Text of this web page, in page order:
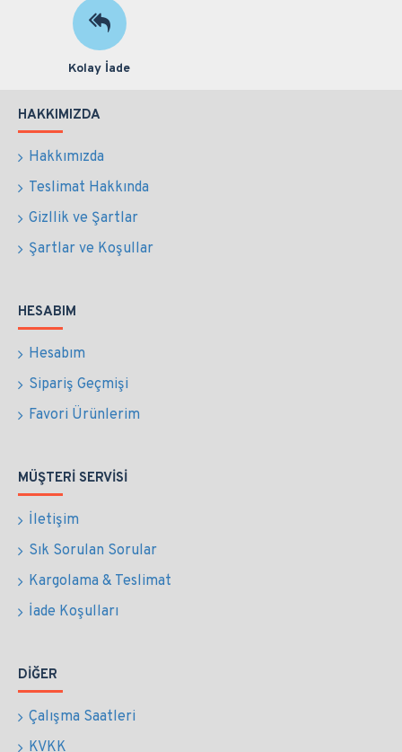
Kolay İade
HAKKIMIZDA
Hakkımızda
Teslimat Hakkında
Gizllik ve Şartlar
Şartlar ve Koşullar
HESABIM
Hesabım
Sipariş Geçmişi
Favori Ürünlerim
MÜŞTERI SERVISI
İletişim
Sık Sorulan Sorular
Kargolama & Teslimat
İade Koşulları
DIĞER
Çalışma Saatleri
KVKK